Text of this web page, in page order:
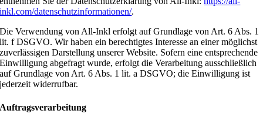
inkl.com/datenschutzinformationen/.
Die Verwendung von All-Inkl erfolgt auf Grundlage von Art. 6 Abs. 1
lit. f DSGVO. Wir haben ein berechtigtes Interesse an einer möglichst
zuverlässigen Darstellung unserer Website. Sofern eine entsprechende
Einwilligung abgefragt wurde, erfolgt die Verarbeitung ausschließlich
auf Grundlage von Art. 6 Abs. 1 lit. a DSGVO; die Einwilligung ist
jederzeit widerrufbar.
Auftragsverarbeitung